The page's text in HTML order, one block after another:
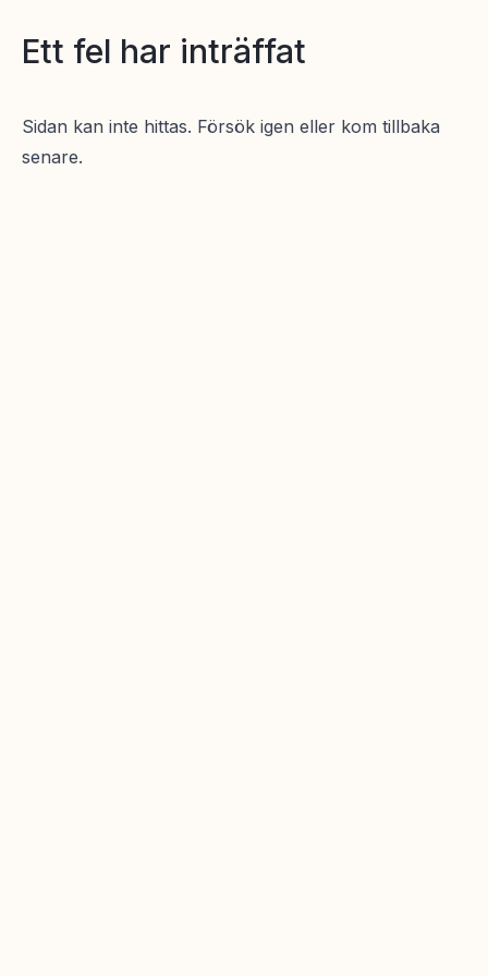
Ett fel har inträffat
Sidan kan inte hittas. Försök igen eller kom tillbaka
senare.